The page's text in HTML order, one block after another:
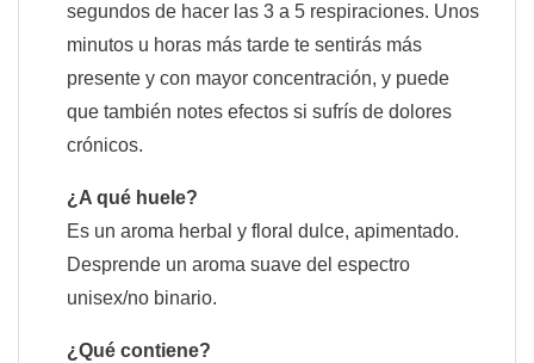
segundos de hacer las 3 a 5 respiraciones. Unos
minutos u horas más tarde te sentirás más
presente y con mayor concentración, y puede
que también notes efectos si sufrís de dolores
crónicos.
¿A qué huele?
Es un aroma herbal y floral dulce, apimentado.
Desprende un aroma suave del espectro
unisex/no binario.
¿Qué contiene?